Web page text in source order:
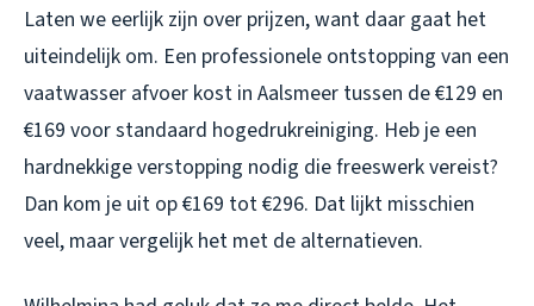
Laten we eerlijk zijn over prijzen, want daar gaat het
uiteindelijk om. Een professionele ontstopping van een
vaatwasser afvoer kost in Aalsmeer tussen de €129 en
€169 voor standaard hogedrukreiniging. Heb je een
hardnekkige verstopping nodig die freeswerk vereist?
Dan kom je uit op €169 tot €296. Dat lijkt misschien
veel, maar vergelijk het met de alternatieven.